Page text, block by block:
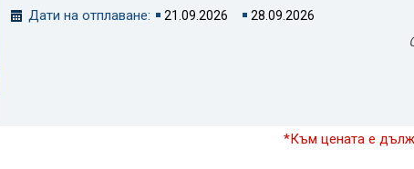
Дати на отплаване:
21.09.2026 28.09.2026
*Към цената е